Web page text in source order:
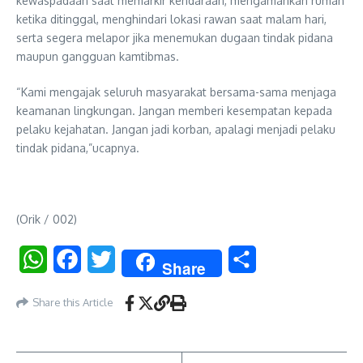
ketika ditinggal, menghindari lokasi rawan saat malam hari,
serta segera melapor jika menemukan dugaan tindak pidana
maupun gangguan kamtibmas.
“Kami mengajak seluruh masyarakat bersama-sama menjaga
keamanan lingkungan. Jangan memberi kesempatan kepada
pelaku kejahatan. Jangan jadi korban, apalagi menjadi pelaku
tindak pidana,”ucapnya.
(Orik / 002)
WhatsAppFacebookTwitter Share
Share this Article